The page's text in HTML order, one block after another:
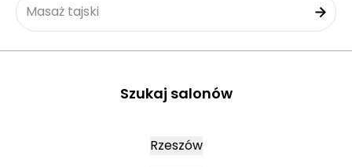
Masaż tajski
Szukaj salonów
Rzeszów